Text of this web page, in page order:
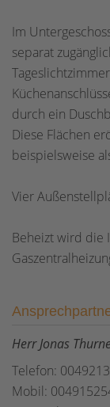
Im
separat
durch ein
Diese Flächen
beispielsweise
Vier
Beheizt wird die
Herr Jonas
Telefon:
Mobil: